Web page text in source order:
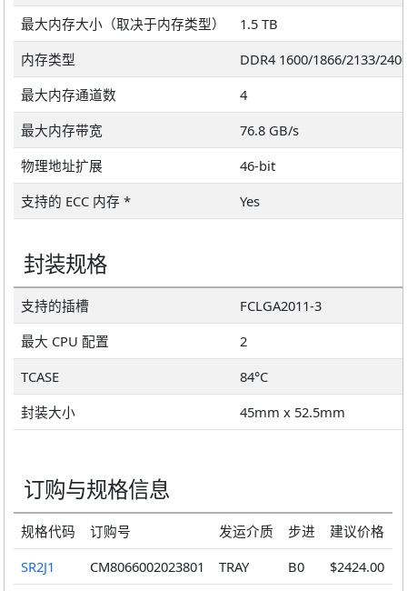
最大内存大小（取决于内存类型）
1.5 TB
内存类型
DDR4 1600/1866/2133/
最大内存通道数
4
最大内存带宽
76.8 GB/s
物理地址扩展
46-bit
支持的 ECC 内存 *
Yes
封装规格
支持的插槽
FCLGA2011-3
最大 CPU 配置
2
TCASE
84°C
封装大小
45mm x 52.5mm
订购与规格信息
规格代码 订购号 发运介质 步进
建议价格
SR2J1
CM8066002023801 TRAY B0 $2424.00